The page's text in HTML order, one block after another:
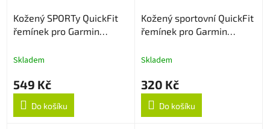
Kožený SPORTy QuickFit
řemínek pro Garmin
Skladem
549 Kč
Do košíku
Kožený sportovní QuickFit
řemínek pro Garmin
Skladem
320 Kč
Do košíku